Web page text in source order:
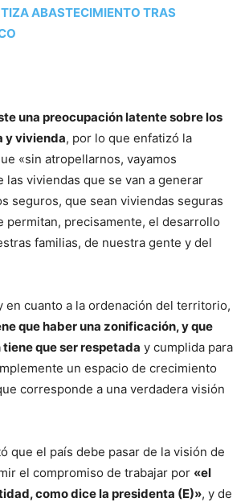
ABASTECIMIENTO TRAS
una preocupación latente sobre los
y vivienda, por lo que enfatizó la
«sin atropellarnos, vayamos
las viviendas que se van a generar
seguros, que sean viviendas seguras
permitan, precisamente, el desarrollo
familias, de nuestra gente y del
en cuanto a la ordenación del territorio,
que haber una zonificación, y que
que ser respetada y cumplida para
un espacio de crecimiento
corresponde a una verdadera visión
que el país debe pasar de la visión de
el compromiso de trabajar por «el
como dice la presidenta (E)», y de